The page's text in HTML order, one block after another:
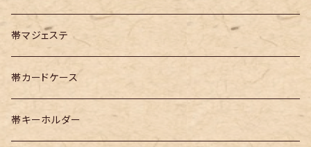
帯マジェステ
帯カードケース
帯キーホルダー